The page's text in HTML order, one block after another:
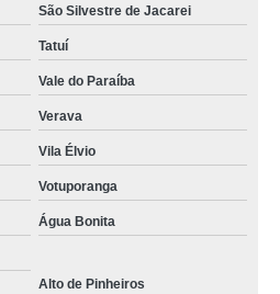
São Silvestre de Jacarei
Tatuí
Vale do Paraíba
Verava
Vila Élvio
Votuporanga
Água Bonita
Alto de Pinheiros